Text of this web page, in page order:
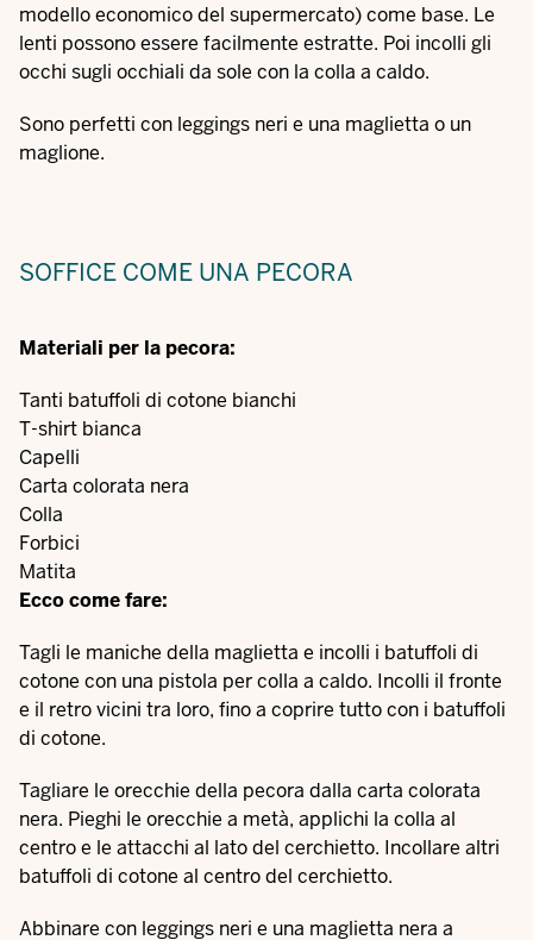
modello economico del supermercato) come base. Le
lenti possono essere facilmente estratte. Poi incolli gli
occhi sugli occhiali da sole con la colla a caldo.
Sono perfetti con leggings neri e una maglietta o un
maglione.
SOFFICE COME UNA PECORA
Materiali per la pecora:
Tanti batuffoli di cotone bianchi
T-shirt bianca
Capelli
Carta colorata nera
Colla
Forbici
Matita
Ecco come fare:
Tagli le maniche della maglietta e incolli i batuffoli di
cotone con una pistola per colla a caldo. Incolli il fronte
e il retro vicini tra loro, fino a coprire tutto con i batuffoli
di cotone.
Tagliare le orecchie della pecora dalla carta colorata
nera. Pieghi le orecchie a metà, applichi la colla al
centro e le attacchi al lato del cerchietto. Incollare altri
batuffoli di cotone al centro del cerchietto.
Abbinare con leggings neri e una maglietta nera a